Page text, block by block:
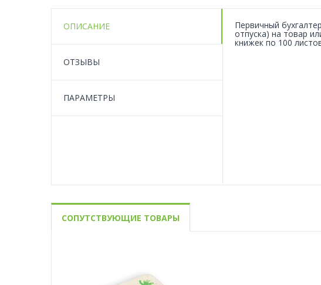
ОПИСАНИЕ
ОТЗЫВЫ
ПАРАМЕТРЫ
Первичный
отпуска) на товар
книжек по 100
СОПУТСТВУЮЩИЕ ТОВАРЫ